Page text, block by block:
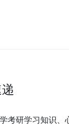
考研学习知识、